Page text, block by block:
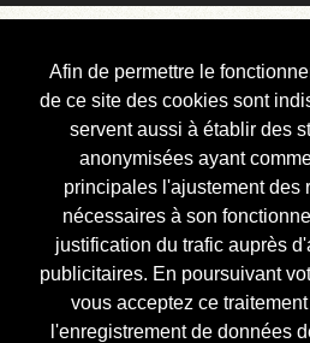
Afin de permettre le
de ce site des cookies sont
servent aussi à établir des
anonymisées ayant
principales l'ajustement des
nécessaires à son
justification du trafic auprès
publicitaires. En poursuivant
vous acceptez ce
l'enregistrement de données
Courbis, « LE »
Blog Officiel
Bienvenue
Réalisations
Divers (et d’été)
Annonces